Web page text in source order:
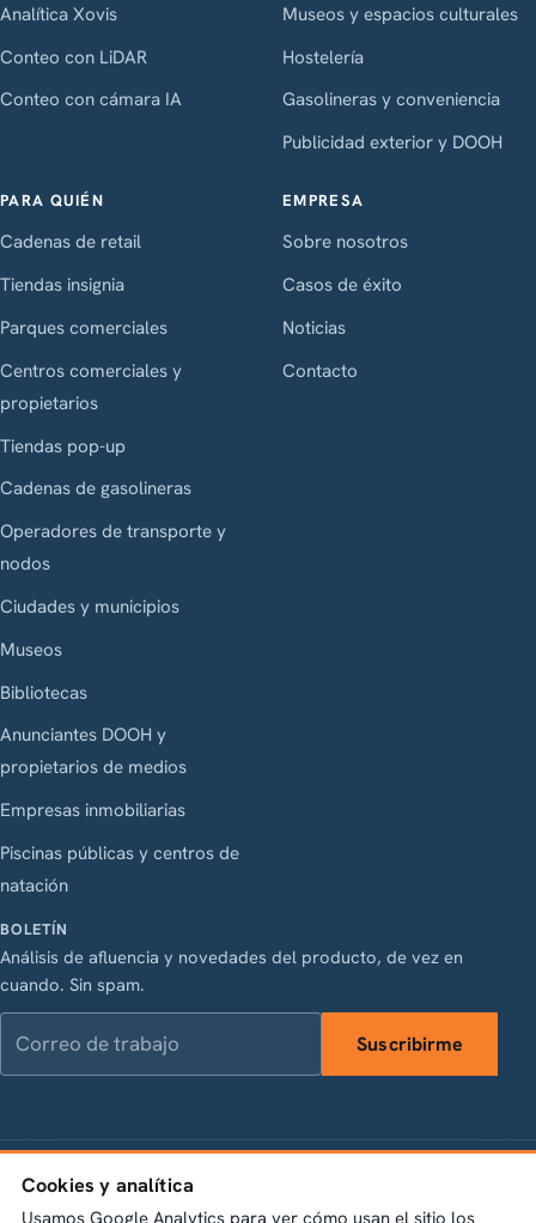
Analítica Xovis
Conteo con LiDAR
Conteo con cámara IA
Museos y espacios culturales
Hostelería
Gasolineras y conveniencia
Publicidad exterior y DOOH
PARA QUIÉN
Cadenas de retail
Tiendas insignia
Parques comerciales
Centros comerciales y
propietarios
Tiendas pop-up
Cadenas de gasolineras
Operadores de transporte y
nodos
Ciudades y municipios
Museos
Bibliotecas
Anunciantes DOOH y
propietarios de medios
Empresas inmobiliarias
Piscinas públicas y centros de
natación
EMPRESA
Sobre nosotros
Casos de éxito
Noticias
Contacto
BOLETÍN
Análisis de afluencia y novedades del producto, de vez en
cuando. Sin spam.
Suscribirme
LinkedIn Instagram Facebook X
Vasagatan 28, 111 20 Stockholm · Org.nr 556845-1198 ·
info@bumbeelabs.se
Cookies y analítica